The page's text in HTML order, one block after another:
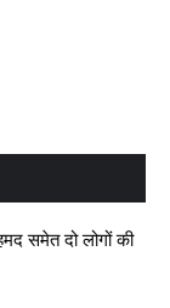
समेत दो लोगों की